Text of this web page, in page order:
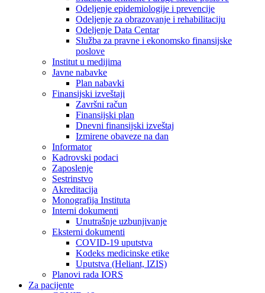
Odeljenje epidemiologije i prevencije
Odeljenje za obrazovanje i rehabilitaciju
Odeljenje Data Centar
Služba za pravne i ekonomsko finansijske
poslove
Institut u medijima
Javne nabavke
Plan nabavki
Finansijski izveštaji
Završni račun
Finansijski plan
Dnevni finansijski izveštaj
Izmirene obaveze na dan
Informator
Kadrovski podaci
Zaposlenje
Sestrinstvo
Akreditacija
Monografija Instituta
Interni dokumenti
Unutrašnje uzbunjivanje
Eksterni dokumenti
COVID-19 uputstva
Kodeks medicinske etike
Uputstva (Heliant, IZIS)
Planovi rada IORS
Za pacijente